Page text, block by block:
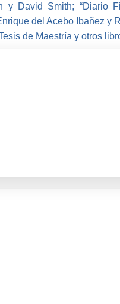
y David Smith; “Diario
del Acebo Ibañez y
de Maestría y otros